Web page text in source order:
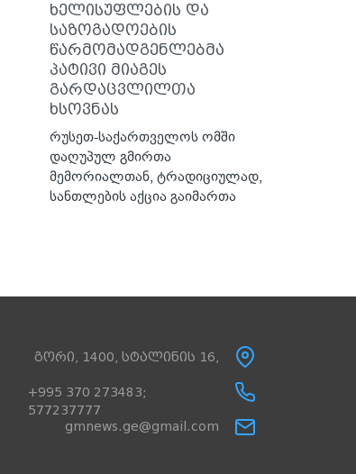
ხელისუფლების და
საზოგადოების
წარმომადგენლებმა
პატივი მიაგეს
გარდაცვლილთა
ხსოვნას
რუსეთ-საქართველოს ომში
დაღუპულ გმირთა
მემორიალთან, ტრადიციულად,
სანთლების აქცია გაიმართა
გორი, 1400, სტალინის 16,
+995 370 273483;
577237777
gmnews.ge@gmail.com